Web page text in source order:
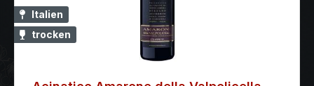
Italien
trocken